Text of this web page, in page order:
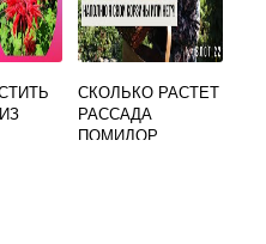
СКОЛЬКО РАСТЕТ
РАССАДА
ПОМИДОР